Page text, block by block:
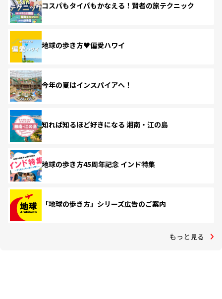
コスパもタイパもかなえる！賢者の旅テクニック
地球の歩き方♥偏愛ハワイ
今年の夏はインスパイアへ！
知れば知るほど好きになる 湘南・江の島
地球の歩き方45周年記念 インド特集
「地球の歩き方」シリーズ広告のご案内
もっと見る